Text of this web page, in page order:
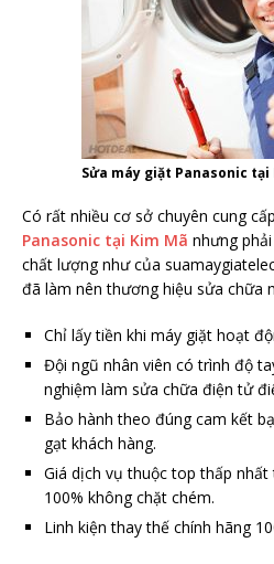
Sửa máy giặt Panasonic tại
Có rất nhiều cơ sở chuyên cung
Panasonic tại Kim Mã nhưng
chất lượng như của
đã làm nên thương hiệu sửa chữa
Chỉ lấy tiền khi máy giặt hoạt
Đội ngũ nhân viên có trình độ
nghiệm làm sửa chữa điện tử
Bảo hành theo đúng cam kết
gạt khách hàng.
Giá dịch vụ thuộc top thấp
100% không chặt chém.
Linh kiện thay thế chính hãng